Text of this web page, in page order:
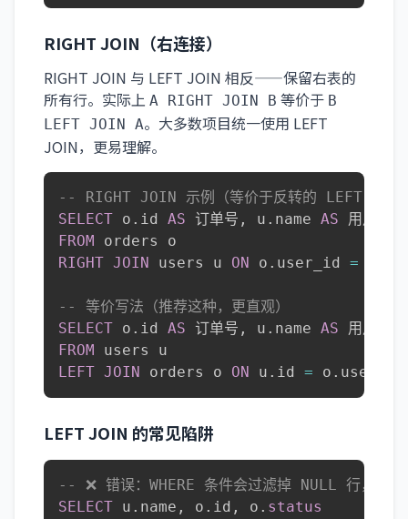
RIGHT JOIN（右连接）
RIGHT JOIN 与 LEFT JOIN 相反——保留右表的
所有行。实际上 A RIGHT JOIN B 等价于 B
LEFT JOIN A。大多数项目统一使用 LEFT
JOIN，更易理解。
-- RIGHT JOIN 示例（等价于反转的 LEFT
SELECT o . id AS 订单号 , u . name AS
FROM
RIGHT JOIN users u ON o . user_id =
-- 等价写法（推荐这种，更直观）
SELECT o . id AS 订单号 , u . name AS
FROM
LEFT JOIN orders o ON u . id = o . user_id
LEFT JOIN 的常见陷阱
-- ❌ 错误：WHERE 条件会过滤掉 NULL 行，
SELECT u . name , o . id , o . status